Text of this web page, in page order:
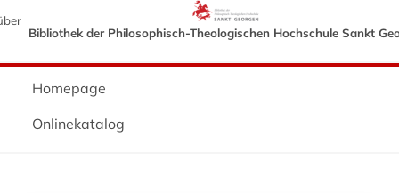
Bibliothek der Philosophisch-Theologischen Hochschule Sankt
Homepage
Onlinekatalog